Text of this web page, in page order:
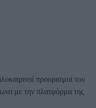
προορισμοί του
με την πλατφόρμα της